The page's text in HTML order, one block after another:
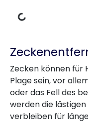
Lädt Daten
Zecken können für
Plage sein, vor
oder das Fell des
werden die
verbleiben für